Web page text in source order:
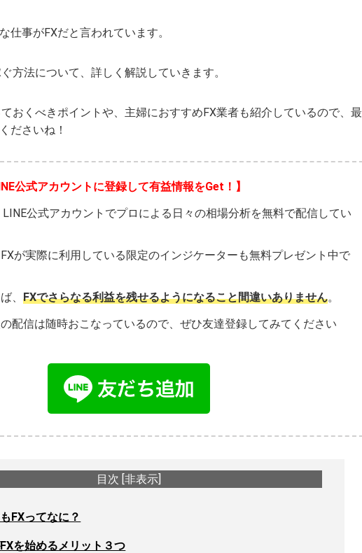
仕事がFXだと言われています。
方法について、詳しく解説していきます。
おくべきポイントや、主婦におすすめFX業者も紹介しているので、最
ださいね！
公式アカウントに登録して有益情報をGet！】
LINE公式アカウントでプロによる日々の相場分析を無料で配信してい
が実際に利用している限定のインジケーターも無料プレゼント中で
、 FXでさらなる利益を残せるようになること間違いありません。
配信は随時おこなっているので、ぜひ友達登録してみてください
目次 [非表示]
FXってなに？
を始めるメリット３つ